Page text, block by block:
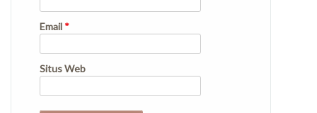
Email *
Situs Web